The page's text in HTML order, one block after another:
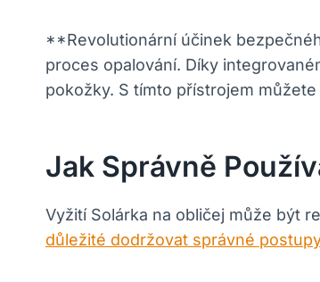
**Revolutionární účinek
proces opalování. Díky
pokožky. S tímto přístrojem
Jak Správně
Vyžití Solárka na obličej může být
důležité dodržovat správné